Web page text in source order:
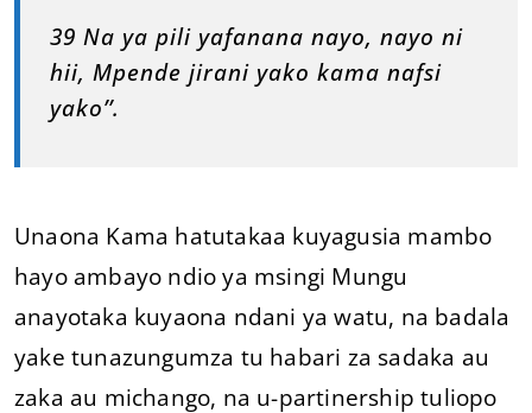
39 Na ya pili yafanana nayo, nayo ni
hii, Mpende jirani yako kama nafsi
yako’’.
Unaona Kama hatutakaa kuyagusia mambo
hayo ambayo ndio ya msingi Mungu
anayotaka kuyaona ndani ya watu, na badala
yake tunazungumza tu habari za sadaka au
zaka au michango, na u-partinership tuliopo